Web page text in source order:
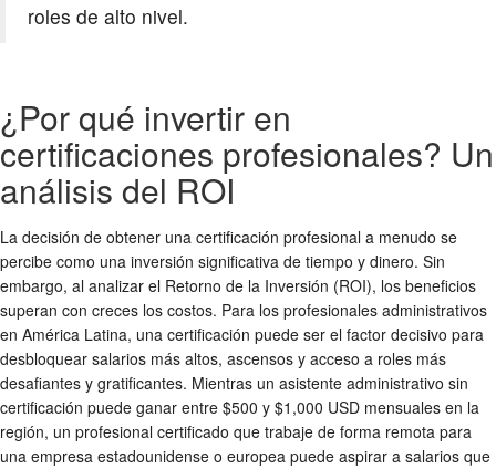
roles de alto nivel.
¿Por qué invertir en
certificaciones profesionales? Un
análisis del ROI
La decisión de obtener una certificación profesional a menudo se
percibe como una inversión significativa de tiempo y dinero. Sin
embargo, al analizar el Retorno de la Inversión (ROI), los beneficios
superan con creces los costos. Para los profesionales administrativos
en América Latina, una certificación puede ser el factor decisivo para
desbloquear salarios más altos, ascensos y acceso a roles más
desafiantes y gratificantes. Mientras un asistente administrativo sin
certificación puede ganar entre $500 y $1,000 USD mensuales en la
región, un profesional certificado que trabaje de forma remota para
una empresa estadounidense o europea puede aspirar a salarios que